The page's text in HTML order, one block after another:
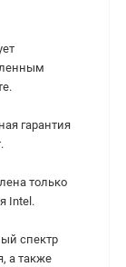
гарантия
только
Intel.
спектр
а также